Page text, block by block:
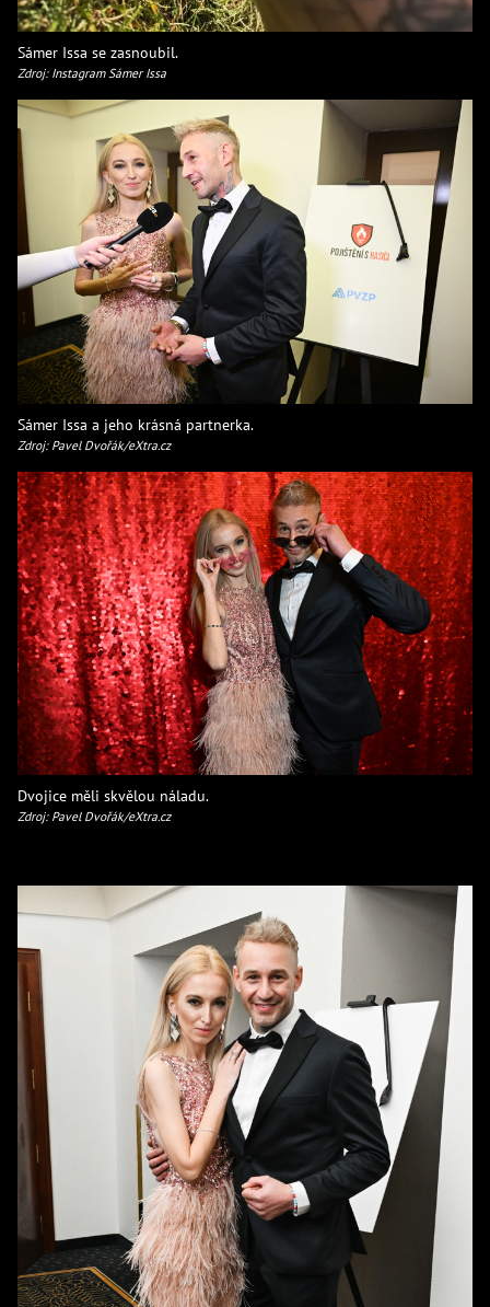
Sámer Issa se zasnoubil.
Zdroj: Instagram Sámer Issa
Sámer Issa a jeho krásná partnerka.
Zdroj: Pavel Dvořák/eXtra.cz
Dvojice měli skvělou náladu.
Zdroj: Pavel Dvořák/eXtra.cz